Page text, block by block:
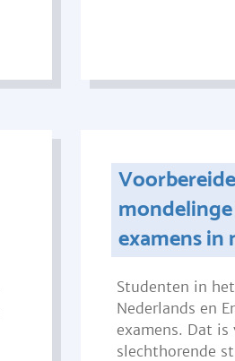
examens in
Studenten in
Nederlands en
examens. Dat is
slechthorende